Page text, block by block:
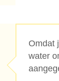
Omdat
water